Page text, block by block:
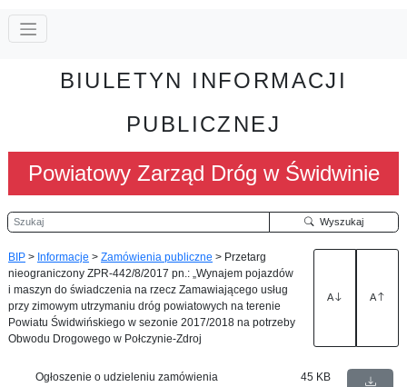
BIULETYN INFORMACJI
PUBLICZNEJ
Powiatowy Zarząd Dróg w Świdwinie
Szukaj Wyszukaj
BIP > Informacje > Zamówienia publiczne > Przetarg
nieograniczony ZPR-442/8/2017 pn.: „Wynajem pojazdów
i maszyn do świadczenia na rzecz Zamawiającego usług
przy zimowym utrzymaniu dróg powiatowych na terenie
Powiatu Świdwińskiego w sezonie 2017/2018 na potrzeby
Obwodu Drogowego w Połczynie-Zdroj
A A
Ogłoszenie o udzieleniu zamówienia
45 KB